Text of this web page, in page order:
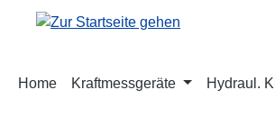
Hauptinhalt springen
Zur Suche springen
Zur Hauptnavigation springen
Home Kraftmessgeräte Hydraul.